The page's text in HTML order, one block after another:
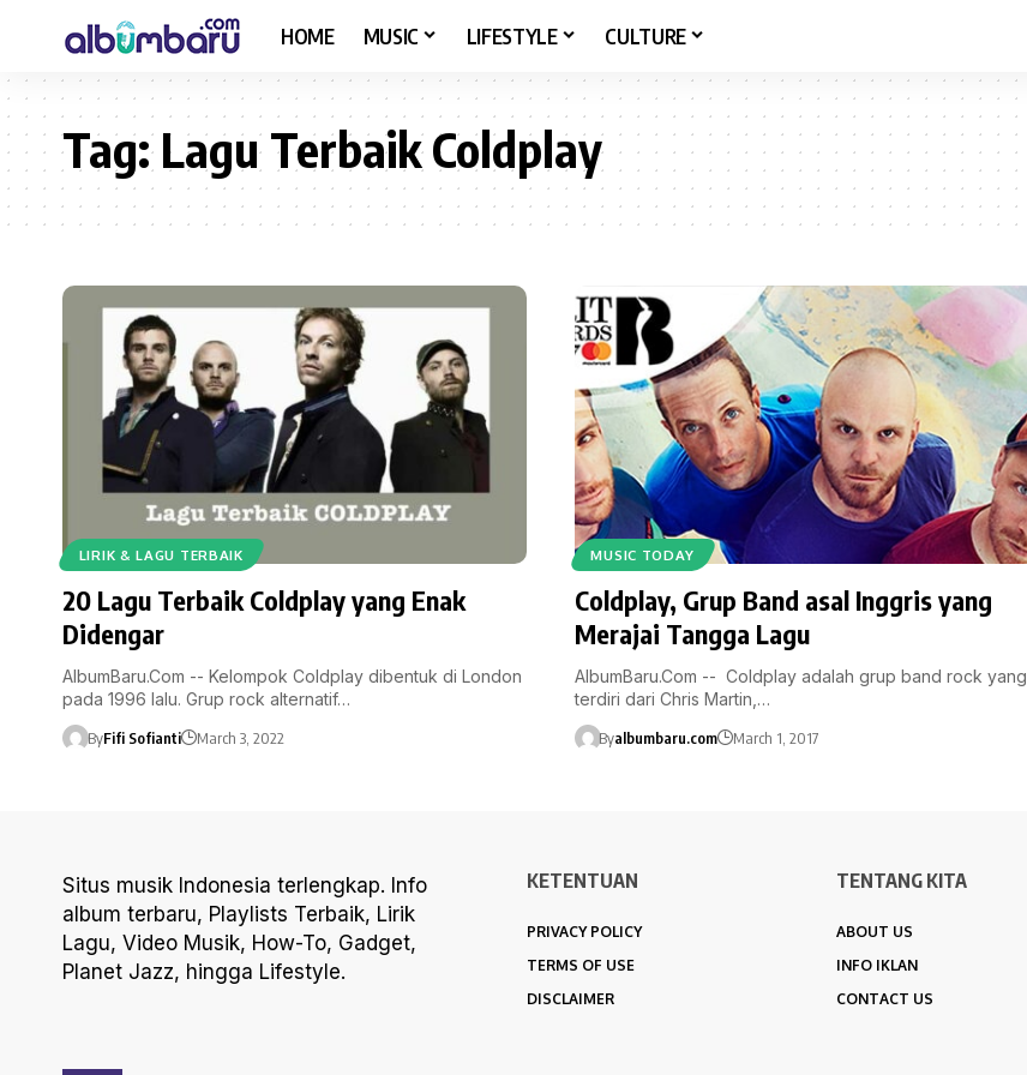
HOME MUSIC LIFESTYLE CULTURE
Tag:Lagu Terbaik Coldplay
LIRIK & LAGU TERBAIK
20 Lagu Terbaik Coldplay yang Enak
Didengar
AlbumBaru.Com -- Kelompok Coldplay dibentuk di London
pada 1996 lalu. Grup rock alternatif…
ByFifi Sofianti March 3, 2022
MUSIC TODAY
Coldplay, Grup Band asal Inggris yang
Merajai Tangga Lagu
AlbumBaru.Com -- Coldplay adalah grup band rock yang
terdiri dari Chris Martin,…
Byalbumbaru.com March 1, 2017
Situs musik Indonesia terlengkap. Info
album terbaru, Playlists Terbaik, Lirik
Lagu, Video Musik, How-To, Gadget,
Planet Jazz, hingga Lifestyle.
KETENTUAN
PRIVACY POLICY
TERMS OF USE
DISCLAIMER
TENTANG KITA
ABOUT US
INFO IKLAN
CONTACT US